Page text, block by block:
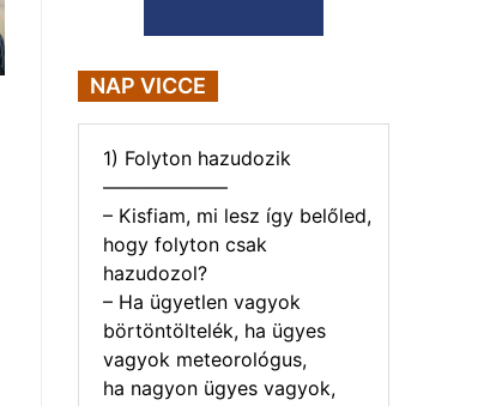
NAP VICCE
1) Folyton hazudozik
——————–
– Kisfiam, mi lesz így belőled,
hogy folyton csak
hazudozol?
– Ha ügyetlen vagyok
börtöntöltelék, ha ügyes
vagyok meteorológus,
ha nagyon ügyes vagyok,